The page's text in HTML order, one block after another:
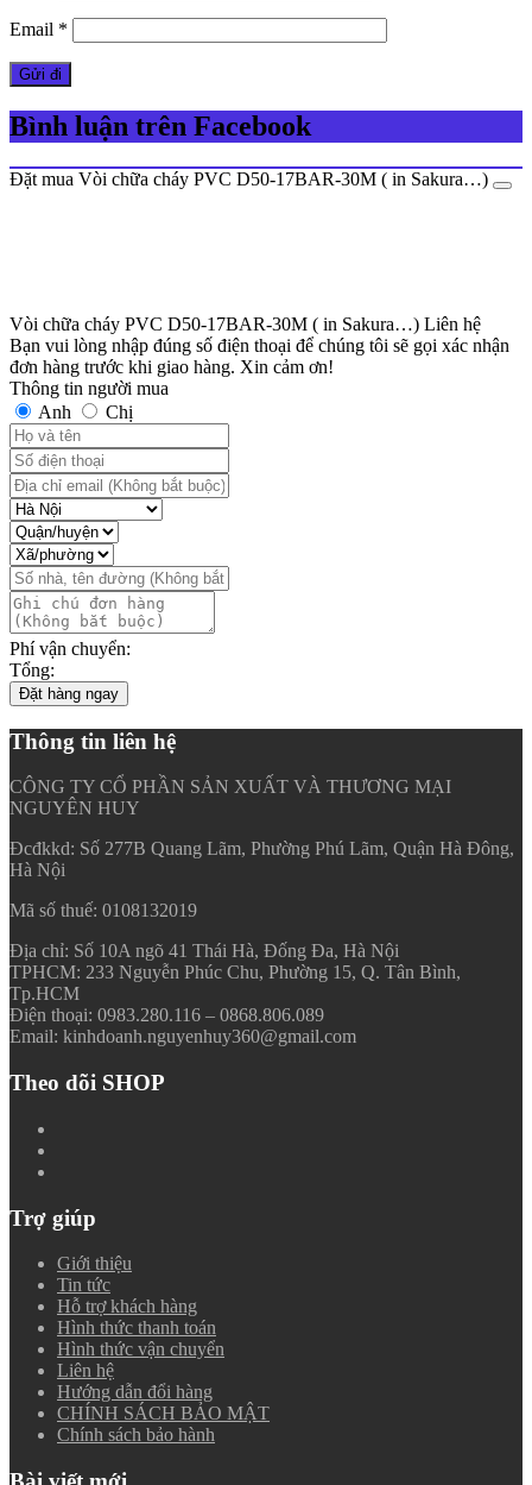
Email *
Bình luận trên Facebook
Đặt mua Vòi chữa cháy PVC D50-17BAR-30M ( in Sakura…)
Vòi chữa cháy PVC D50-17BAR-30M ( in Sakura…) Liên hệ
Bạn vui lòng nhập đúng số điện thoại để chúng tôi sẽ gọi xác nhận
đơn hàng trước khi giao hàng. Xin cảm ơn!
Thông tin người mua
Anh
Chị
Phí vận chuyển:
Tổng:
Đặt hàng ngay
Thông tin liên hệ
CÔNG TY CỔ PHẦN SẢN XUẤT VÀ THƯƠNG MẠI
NGUYÊN HUY
Đcđkkd: Số 277B Quang Lãm, Phường Phú Lãm, Quận Hà Đông,
Hà Nội
Mã số thuế: 0108132019
Địa chỉ: Số 10A ngõ 41 Thái Hà, Đống Đa, Hà Nội
TPHCM: 233 Nguyễn Phúc Chu, Phường 15, Q. Tân Bình,
Tp.HCM
Điện thoại: 0983.280.116 – 0868.806.089
Email: kinhdoanh.nguyenhuy360@gmail.com
Theo dõi SHOP
Trợ giúp
Giới thiệu
Tin tức
Hỗ trợ khách hàng
Hình thức thanh toán
Hình thức vận chuyển
Liên hệ
Hướng dẫn đổi hàng
CHÍNH SÁCH BẢO MẬT
Chính sách bảo hành